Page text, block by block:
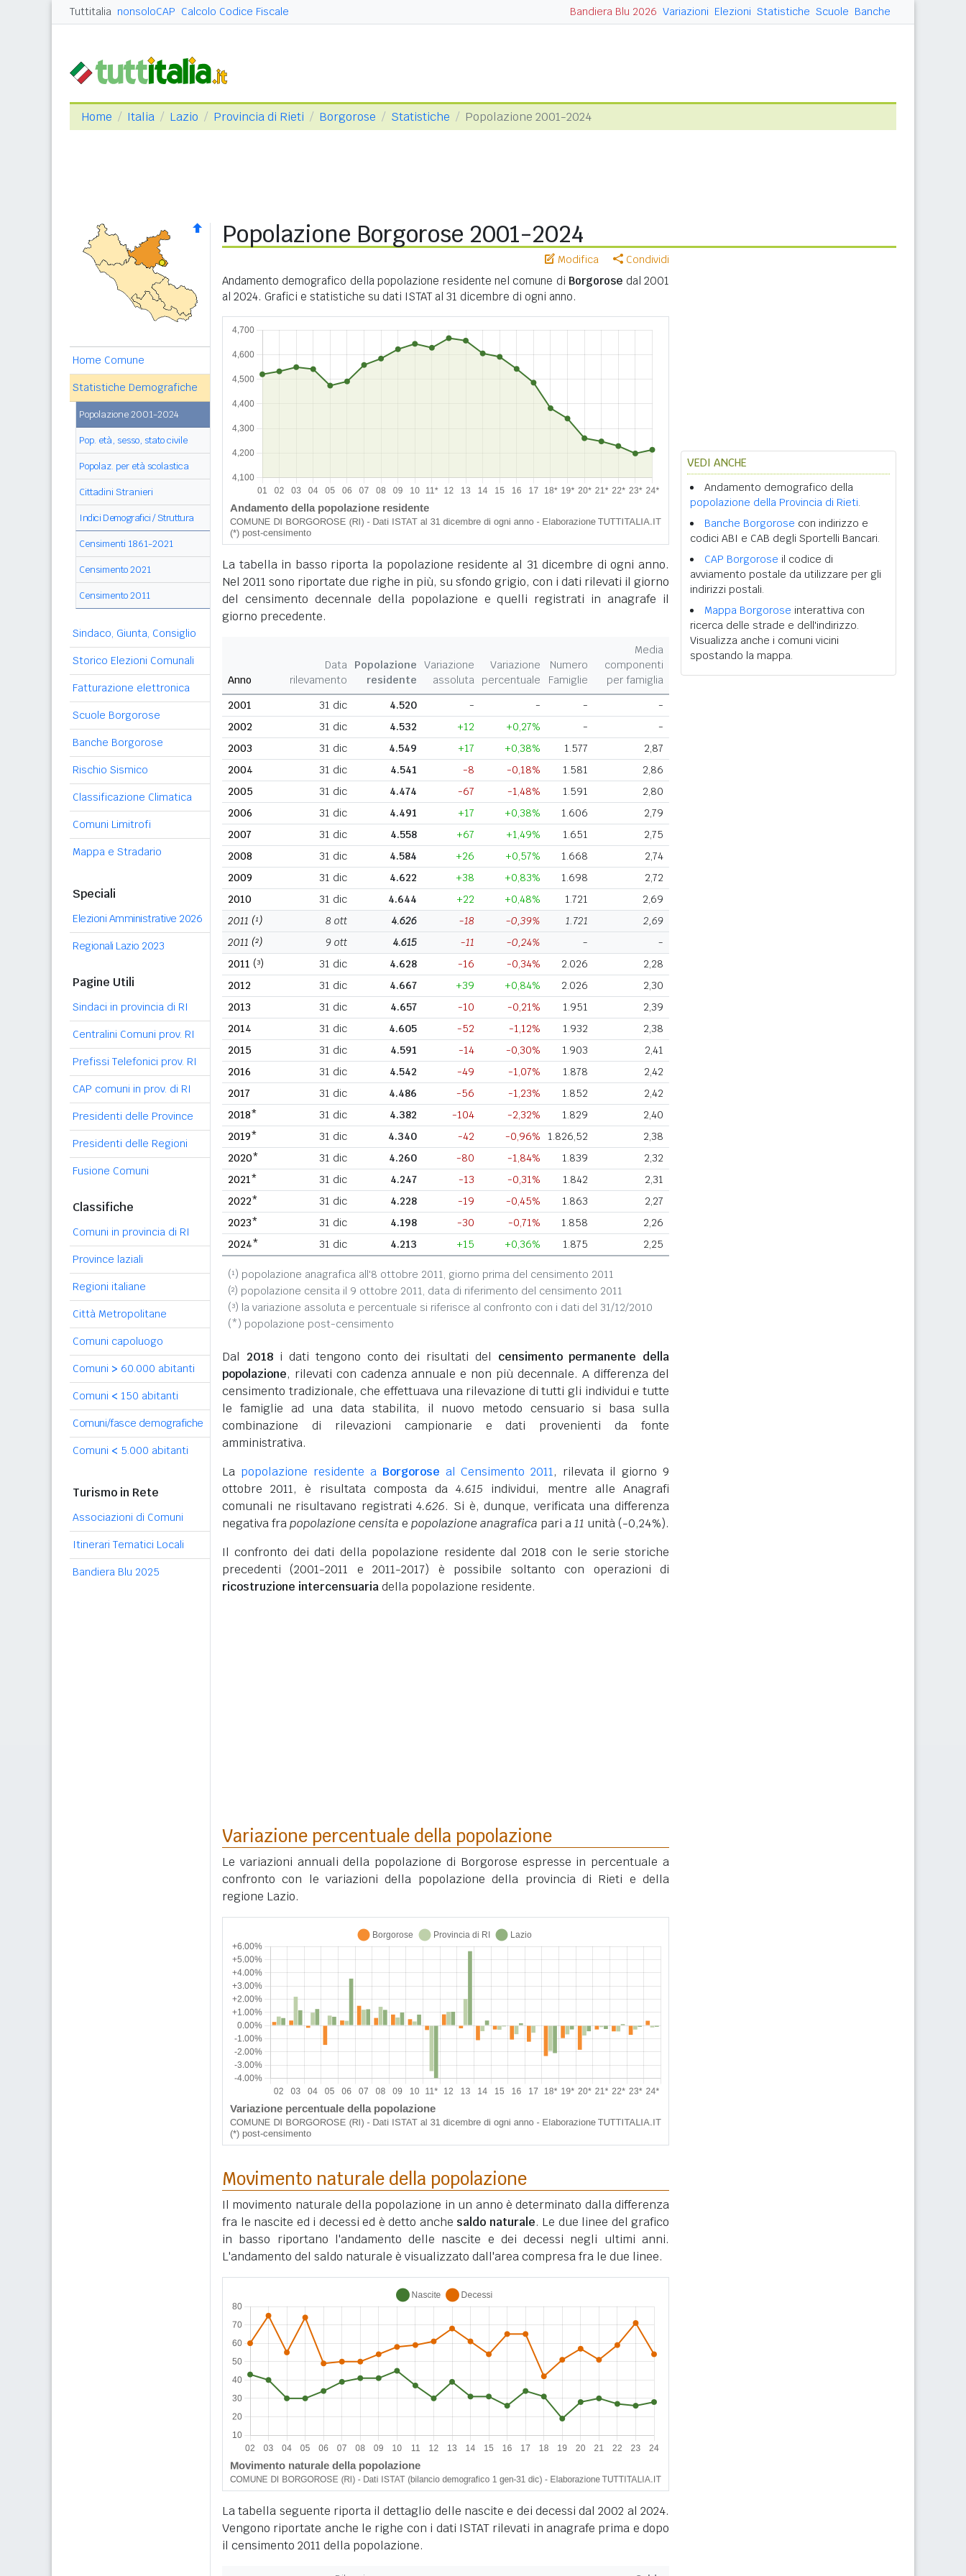
Tuttitalia nonsoloCAP Calcolo Codice Fiscale Bandiera Blu 2026 Variazioni Elezioni Statistiche Scuole Banche
Home Italia Lazio Provincia di Rieti Borgorose Statistiche Popolazione 2001-2024
Home Comune
Statistiche Demografiche
Popolazione 2001-2024
Pop. età, sesso, stato civile
Popolaz. per età scolastica
Cittadini Stranieri
Indici Demografici / Struttura
Censimenti 1861-2021
Censimento 2021
Censimento 2011
Sindaco, Giunta, Consiglio
Storico Elezioni Comunali
Fatturazione elettronica
Scuole Borgorose
Banche Borgorose
Rischio Sismico
Classificazione Climatica
Comuni Limitrofi
Mappa e Stradario
Speciali
Elezioni Amministrative 2026
Regionali Lazio 2023
Pagine Utili
Sindaci in provincia di RI
Centralini Comuni prov. RI
Prefissi Telefonici prov. RI
CAP comuni in prov. di RI
Presidenti delle Province
Presidenti delle Regioni
Fusione Comuni
Classifiche
Comuni in provincia di RI
Province laziali
Regioni italiane
Città Metropolitane
Comuni capoluogo
Comuni > 60.000 abitanti
Comuni < 150 abitanti
Comuni/fasce demografiche
Comuni < 5.000 abitanti
Turismo in Rete
Associazioni di Comuni
Itinerari Tematici Locali
Bandiera Blu 2025
Popolazione Borgorose 2001-2024
Modifica Condividi
Andamento demografico della popolazione residente nel comune di Borgorose dal 2001
al 2024. Grafici e statistiche su dati ISTAT al 31 dicembre di ogni anno.
La tabella in basso riporta la popolazione residente al 31 dicembre di ogni anno.
Nel 2011 sono riportate due righe in più, su sfondo grigio, con i dati rilevati il giorno
del censimento decennale della popolazione e quelli registrati in anagrafe il
giorno precedente.
Anno
Data
rilevamento
Popolazione
residente
Variazione
assoluta
Variazione
percentuale
Numero
Famiglie
Media
componenti
per famiglia
2001
31 dic 4.520 - - -
-
2002
31 dic 4.532 +12 +0,27% -
-
2003
31 dic 4.549 +17 +0,38% 1.577
2,87
2004
31 dic 4.541 -8 -0,18% 1.581
2,86
2005
31 dic 4.474 -67 -1,48% 1.591
2,80
2006
31 dic 4.491 +17 +0,38% 1.606
2,79
2007
31 dic 4.558 +67 +1,49% 1.651
2,75
2008
31 dic 4.584 +26 +0,57% 1.668
2,74
2009
31 dic 4.622 +38 +0,83% 1.698
2,72
2010
31 dic 4.644 +22 +0,48% 1.721
2,69
2011 (¹) 8 ott 4.626 -18 -0,39% 1.721
2,69
2011 (²) 9 ott 4.615 -11 -0,24% -
-
2011 (³) 31 dic 4.628 -16 -0,34% 2.026
2,28
2012
31 dic 4.667 +39 +0,84% 2.026
2,30
2013
31 dic 4.657 -10 -0,21% 1.951
2,39
2014
31 dic 4.605 -52 -1,12% 1.932
2,38
2015
31 dic 4.591 -14 -0,30% 1.903
2,41
2016
31 dic 4.542 -49 -1,07% 1.878
2,42
2017
31 dic 4.486 -56 -1,23% 1.852
2,42
2018*
31 dic 4.382 -104 -2,32% 1.829
2,40
2019*
31 dic 4.340 -42 -0,96% 1.826,52
2,38
2020*
31 dic 4.260 -80 -1,84% 1.839
2,32
2021*
31 dic 4.247 -13 -0,31% 1.842
2,31
2022*
31 dic 4.228 -19 -0,45% 1.863
2,27
2023*
31 dic 4.198 -30 -0,71% 1.858
2,26
2024*
31 dic 4.213 +15 +0,36% 1.875 2,25
(¹) popolazione anagrafica all'8 ottobre 2011, giorno prima del censimento 2011
(²) popolazione censita il 9 ottobre 2011, data di riferimento del censimento 2011
(³) la variazione assoluta e percentuale si riferisce al confronto con i dati del 31/12/2010
(*) popolazione post-censimento
Dal 2018 i dati tengono conto dei risultati del censimento permanente della
popolazione, rilevati con cadenza annuale e non più decennale. A differenza del
censimento tradizionale, che effettuava una rilevazione di tutti gli individui e tutte
le famiglie ad una data stabilita, il nuovo metodo censuario si basa sulla
combinazione di rilevazioni campionarie e dati provenienti da fonte
amministrativa.
La popolazione residente a Borgorose al Censimento 2011, rilevata il giorno 9
ottobre 2011, è risultata composta da4.615 individui, mentre alle Anagrafi
comunali ne risultavano registrati4.626. Si è, dunque, verificata una differenza
negativa frapopolazione censita e popolazione anagrafica pari a11 unità (-0,24%).
Il confronto dei dati della popolazione residente dal 2018 con le serie storiche
precedenti (2001-2011 e 2011-2017) è possibile soltanto con operazioni di
ricostruzione intercensuariadella popolazione residente.
Variazione percentuale della popolazione
Le variazioni annuali della popolazione di Borgorose espresse in percentuale a
confronto con le variazioni della popolazione della provincia di Rieti e della
regione Lazio.
Movimento naturale della popolazione
Il movimento naturale della popolazione in un anno è determinato dalla differenza
fra le nascite ed i decessi ed è detto anche saldo naturale. Le due linee del grafico
in basso riportano l'andamento delle nascite e dei decessi negli ultimi anni.
L'andamento del saldo naturale è visualizzato dall'area compresa fra le due linee.
La tabella seguente riporta il dettaglio delle nascite e dei decessi dal 2002 al 2024.
Vengono riportate anche le righe con i dati ISTAT rilevati in anagrafe prima e dopo
il censimento 2011 della popolazione.
VEDI ANCHE
Andamento demografico della
popolazione della Provincia di Rieti.
Banche Borgorose con indirizzo e
codici ABI e CAB degli Sportelli Bancari.
CAP Borgorose il codice di
avviamento postale da utilizzare per gli
indirizzi postali.
Mappa Borgorose interattiva con
ricerca delle strade e dell'indirizzo.
Visualizza anche i comuni vicini
spostando la mappa.